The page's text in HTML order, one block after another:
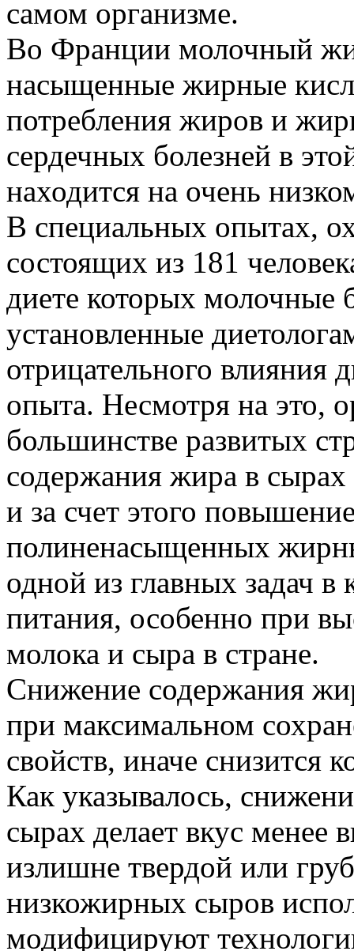
самом организме.
Во Франции молочный
насыщенные жирные
потребления жиров и
сердечных болезней в
находится на очень
В специальных опытах,
состоящих из 181
диете которых
установленные
отрицательного влияния
опыта. Несмотря на это,
большинстве развитых
содержания жира в
и за счет этого
полиненасыщенных
одной из главных задач в
питания, особенно при
молока и сыра в стране.
Снижение содержания
при максимальном
свойств, иначе снизится
Как указывалось,
сырах делает вкус
излишне твердой или
низкожирных сыров
модифицируют